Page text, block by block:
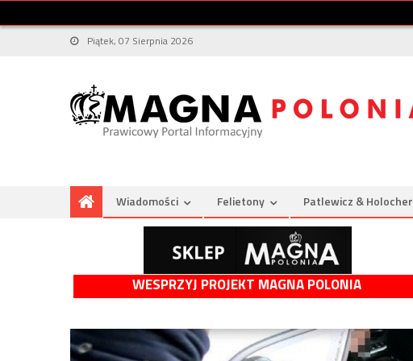
Piątek, 07 Sierpnia 2026
Wiadomości Felietony Patlewicz & Holocher
WESPRZYJ PROJEKT MAGNA POLONIA